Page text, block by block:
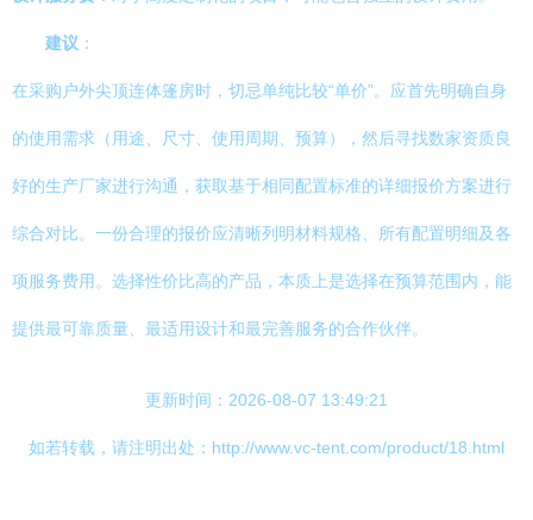
建议 ：
在采购户外尖顶连体篷房时，切忌单纯比较“单价”。应首先明确自身
的使用需求（用途、尺寸、使用周期、预算），然后寻找数家资质良
好的生产厂家进行沟通，获取基于相同配置标准的详细报价方案进行
综合对比。一份合理的报价应清晰列明材料规格、所有配置明细及各
项服务费用。选择性价比高的产品，本质上是选择在预算范围内，能
提供最可靠质量、最适用设计和最完善服务的合作伙伴。
更新时间：2026-08-07 13:49:21
如若转载，请注明出处：http://www.vc-tent.com/product/18.html